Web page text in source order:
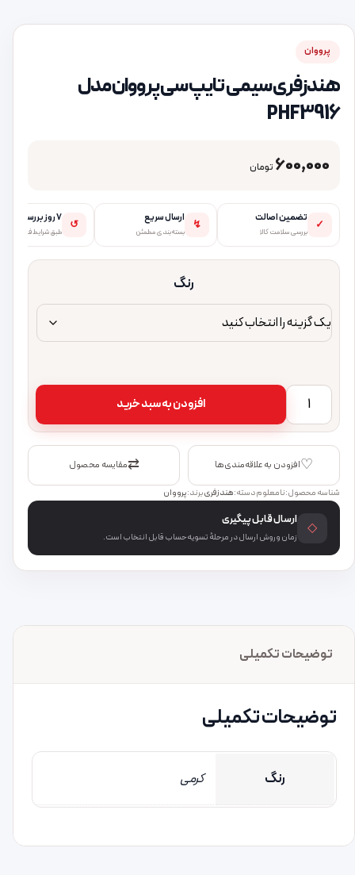
پرووان
هندزفری سیمی تایپ سی پرووان مدل
PHF3916
600,000 تومان
✓ تضمین اصالت
بررسی سلامت کالا
↯ ارسال سریع
بسته‌بندی مطمئن
↺ ۷ روز بررسی
طبق شرایط فروشگاه
رنگ
هندزفری سیمی تایپ سی پرووان مدل PHF3916 عددافزودن به سبد خرید
♡افزودن به علاقه‌مندی‌ها ⇄مقایسه محصول
شناسه محصول:نامعلومدسته:هندزفریبرند:پرووان
◇ ارسال قابل پیگیری
زمان و روش ارسال در مرحلهٔ تسویه‌حساب قابل انتخاب است.
توضیحات تکمیلی
توضیحات تکمیلی
رنگ کرمی